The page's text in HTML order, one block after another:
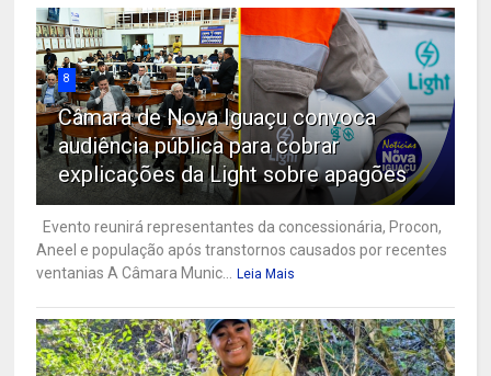
8
Câmara de Nova Iguaçu convoca
audiência pública para cobrar
explicações da Light sobre apagões
Evento reunirá representantes da concessionária, Procon,
Aneel e população após transtornos causados por recentes
ventanias A Câmara Munic... Leia Mais